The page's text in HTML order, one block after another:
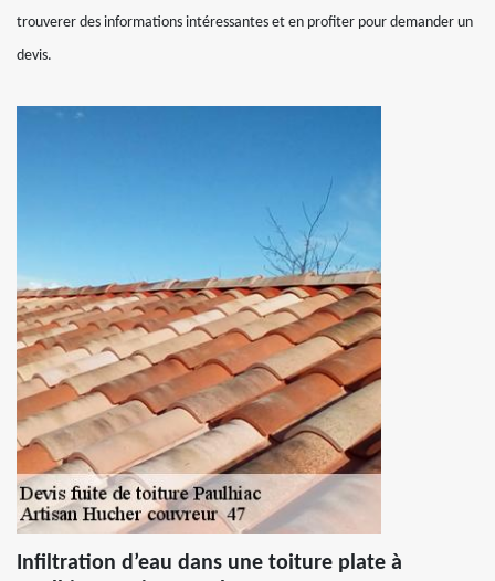
trouverer des informations intéressantes et en profiter pour demander un
devis.
Infiltration d’eau dans une toiture plate à